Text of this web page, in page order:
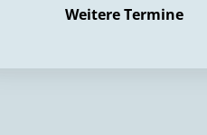
Weitere Termine